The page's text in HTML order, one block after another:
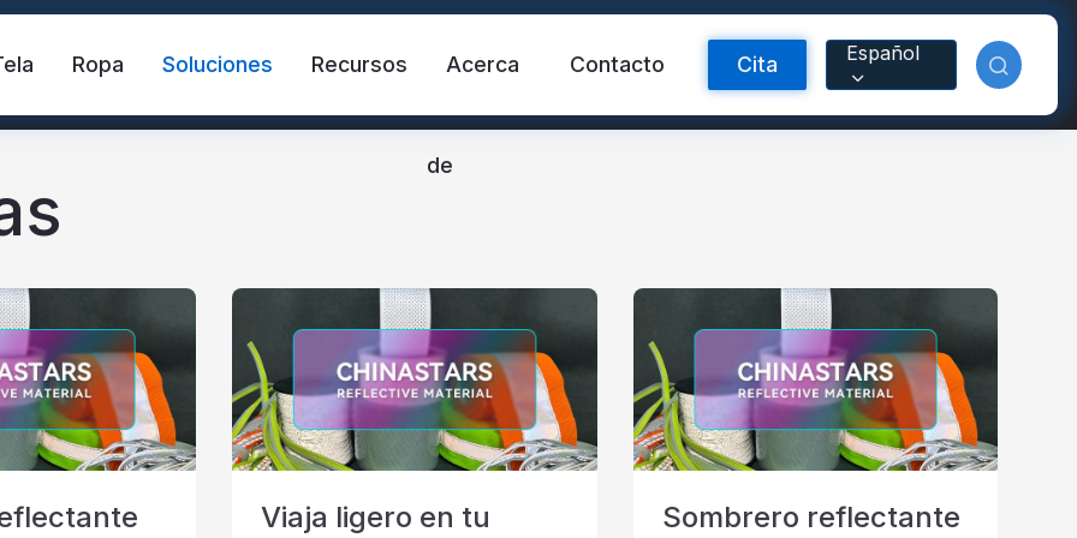
Ropa Soluciones Recursos Acerca
de
Contacto Cita Español
Chaleco de seguridad Cinta reflectante FR Material reflectante
de transferencia de calorViaja ligero en tu
Sombrero reflectante